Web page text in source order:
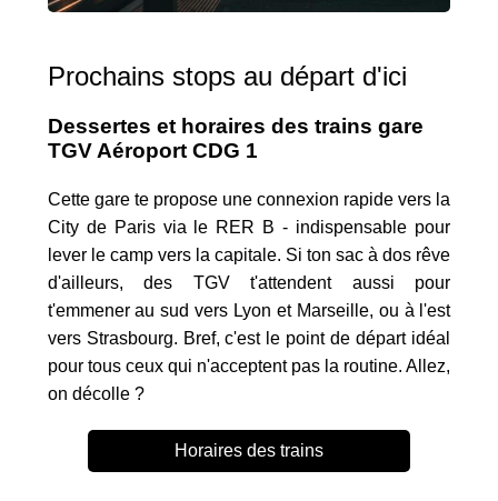
Prochains stops au départ d'ici
Dessertes et horaires des trains gare
TGV Aéroport CDG 1
Cette gare te propose une connexion rapide vers la
City de Paris via le RER B - indispensable pour
lever le camp vers la capitale. Si ton sac à dos rêve
d'ailleurs, des TGV t'attendent aussi pour
t'emmener au sud vers Lyon et Marseille, ou à l'est
vers Strasbourg. Bref, c'est le point de départ idéal
pour tous ceux qui n'acceptent pas la routine. Allez,
on décolle ?
Horaires des trains